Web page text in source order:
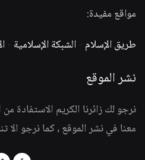
مواقع مفيدة:
طريق الإسلام -الشبكة الإسلامية -
نشر الموقع
نرجو لك زائرنا الكريم الاستفادة
معنا في نشر الموقع ، كما نرجو